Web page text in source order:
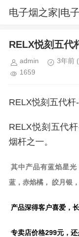
电子烟之家|电
化器品牌购物排
RELX悦刻五代
admin 3年前
1659
RELX悦刻五代杆
RELX悦刻五代
烟杆之一。
其中产品有蓝焰星光
蓝，赤焰橘， 皎月银，
产品深得客户喜爱，
专卖店价格299元，还